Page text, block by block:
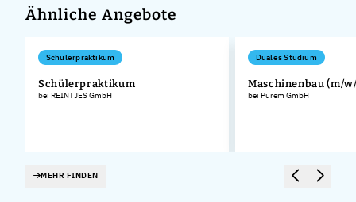
Ähnliche Angebote
Schülerpraktikum
Schülerpraktikum
bei REINTJES GmbH
Duales Studium
Maschinenbau (m/
bei Purem GmbH
MEHR FINDEN